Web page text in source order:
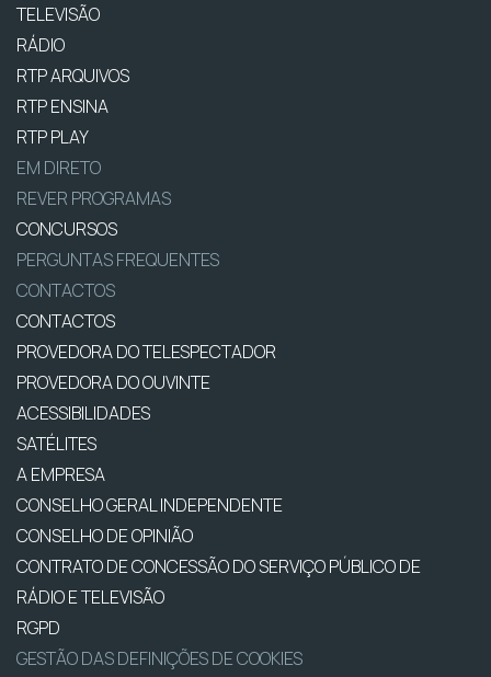
TELEVISÃO
RÁDIO
RTP ARQUIVOS
RTP ENSINA
RTP PLAY
EM DIRETO
REVER PROGRAMAS
CONCURSOS
PERGUNTAS FREQUENTES
CONTACTOS
CONTACTOS
PROVEDORA DO TELESPECTADOR
PROVEDORA DO OUVINTE
ACESSIBILIDADES
SATÉLITES
A EMPRESA
CONSELHO GERAL INDEPENDENTE
CONSELHO DE OPINIÃO
CONTRATO DE CONCESSÃO DO SERVIÇO PÚBLICO DE
RÁDIO E TELEVISÃO
RGPD
GESTÃO DAS DEFINIÇÕES DE COOKIES